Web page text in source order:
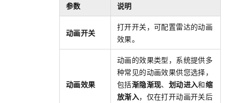
参数 说明
动画开关
打开开关，可配置雷达的动画
效果。
动画效果
动画的效果类型，系统提供多
种常见的动画效果供您选择，
包括渐隐渐现、 划动进入和缩
放渐入，仅在打开动画开关后